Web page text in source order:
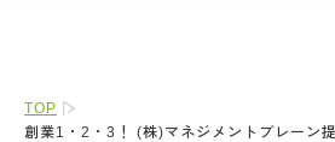
TOP
創業1・2・3！ (株)マネジメントブレー